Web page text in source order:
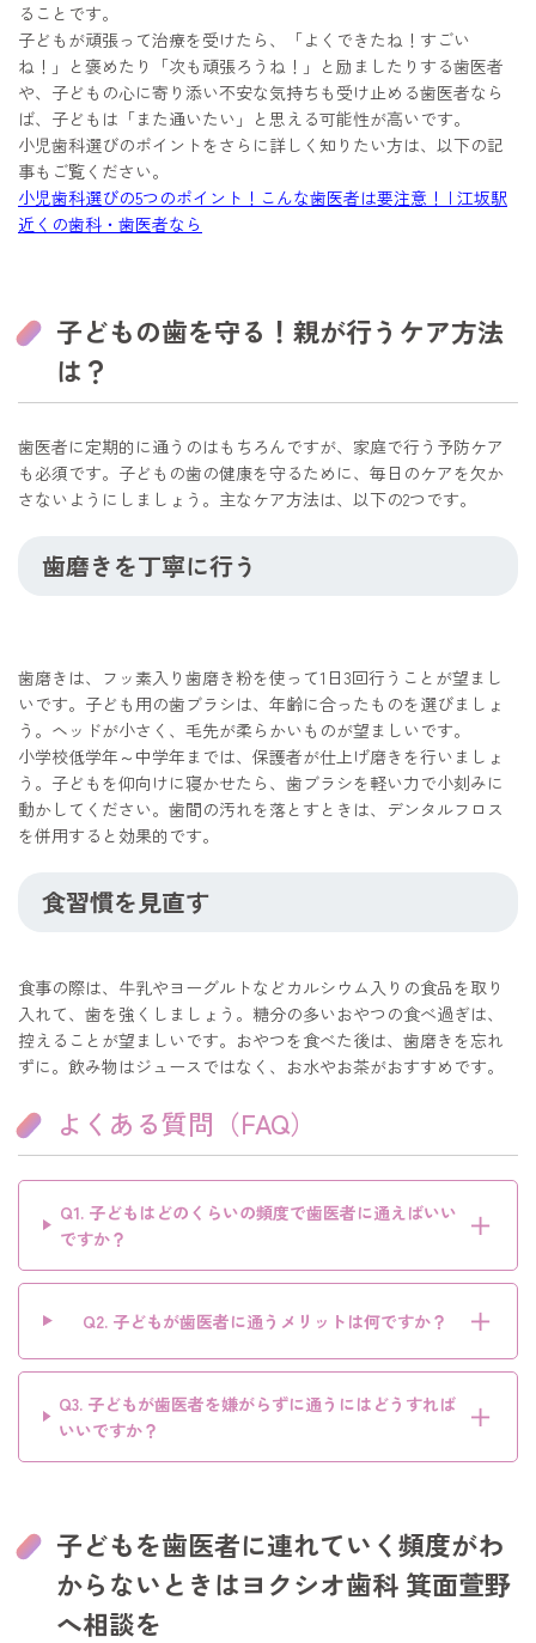
ることです。
子どもが頑張って治療を受けたら、「よくできたね！すごい
ね！」と褒めたり「次も頑張ろうね！」と励ましたりする歯医者
や、子どもの心に寄り添い不安な気持ちも受け止める歯医者なら
ば、子どもは「また通いたい」と思える可能性が高いです。
小児歯科選びのポイントをさらに詳しく知りたい方は、以下の記
事もご覧ください。
小児歯科選びの5つのポイント！こんな歯医者は要注意！ | 江坂駅
近くの歯科・歯医者なら
子どもの歯を守る！親が行うケア方法
は？
歯医者に定期的に通うのはもちろんですが、家庭で行う予防ケア
も必須です。子どもの歯の健康を守るために、毎日のケアを欠か
さないようにしましょう。主なケア方法は、以下の2つです。
歯磨きを丁寧に行う
歯磨きは、フッ素入り歯磨き粉を使って1日3回行うことが望まし
いです。子ども用の歯ブラシは、年齢に合ったものを選びましょ
う。ヘッドが小さく、毛先が柔らかいものが望ましいです。
小学校低学年～中学年までは、保護者が仕上げ磨きを行いましょ
う。子どもを仰向けに寝かせたら、歯ブラシを軽い力で小刻みに
動かしてください。歯間の汚れを落とすときは、デンタルフロス
を併用すると効果的です。
食習慣を見直す
食事の際は、牛乳やヨーグルトなどカルシウム入りの食品を取り
入れて、歯を強くしましょう。糖分の多いおやつの食べ過ぎは、
控えることが望ましいです。おやつを食べた後は、歯磨きを忘れ
ずに。飲み物はジュースではなく、お水やお茶がおすすめです。
よくある質問（FAQ）
Q1. 子どもはどのくらいの頻度で歯医者に通えばいい
ですか？
＋
Q2. 子どもが歯医者に通うメリットは何ですか？ ＋
Q3. 子どもが歯医者を嫌がらずに通うにはどうすれば
いいですか？
＋
子どもを歯医者に連れていく頻度がわ
からないときはヨクシオ歯科 箕面萱野
へ相談を